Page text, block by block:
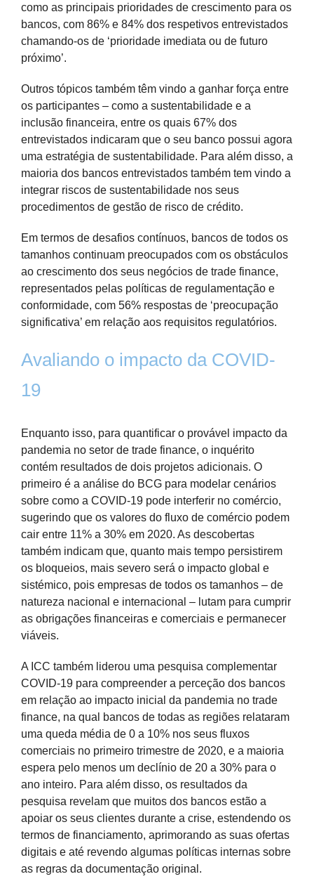
como as principais prioridades de crescimento para os
bancos, com 86% e 84% dos respetivos entrevistados
chamando-os de ‘prioridade imediata ou de futuro
próximo’.
Outros tópicos também têm vindo a ganhar força entre
os participantes – como a sustentabilidade e a
inclusão financeira, entre os quais 67% dos
entrevistados indicaram que o seu banco possui agora
uma estratégia de sustentabilidade. Para além disso, a
maioria dos bancos entrevistados também tem vindo a
integrar riscos de sustentabilidade nos seus
procedimentos de gestão de risco de crédito.
Em termos de desafios contínuos, bancos de todos os
tamanhos continuam preocupados com os obstáculos
ao crescimento dos seus negócios de trade finance,
representados pelas políticas de regulamentação e
conformidade, com 56% respostas de ‘preocupação
significativa’ em relação aos requisitos regulatórios.
Avaliando o impacto da COVID-
19
Enquanto isso, para quantificar o provável impacto da
pandemia no setor de trade finance, o inquérito
contém resultados de dois projetos adicionais. O
primeiro é a análise do BCG para modelar cenários
sobre como a COVID-19 pode interferir no comércio,
sugerindo que os valores do fluxo de comércio podem
cair entre 11% a 30% em 2020. As descobertas
também indicam que, quanto mais tempo persistirem
os bloqueios, mais severo será o impacto global e
sistémico, pois empresas de todos os tamanhos – de
natureza nacional e internacional – lutam para cumprir
as obrigações financeiras e comerciais e permanecer
viáveis.
A ICC também liderou uma pesquisa complementar
COVID-19 para compreender a perceção dos bancos
em relação ao impacto inicial da pandemia no trade
finance, na qual bancos de todas as regiões relataram
uma queda média de 0 a 10% nos seus fluxos
comerciais no primeiro trimestre de 2020, e a maioria
espera pelo menos um declínio de 20 a 30% para o
ano inteiro. Para além disso, os resultados da
pesquisa revelam que muitos dos bancos estão a
apoiar os seus clientes durante a crise, estendendo os
termos de financiamento, aprimorando as suas ofertas
digitais e até revendo algumas políticas internas sobre
as regras da documentação original.